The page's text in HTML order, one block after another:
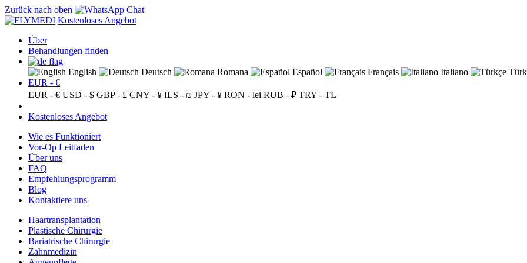
Zurück nach oben
Kostenloses Angebot
Über
Behandlungen finden
English Deutsch Romana Español Français Italiano
EUR - €
EUR - € USD - $ GBP - £ CNY - ¥ ILS - ₪ JPY - ¥ RON - lei RUB - ₽ TRY - TL
Kostenloses Angebot
Wie es Funktioniert
Vor-Op Leitfaden
Über uns
FAQ
Empfehlungsprogramm
Blog
Kontaktiere uns
Haartransplantation
Plastische Chirurgie
Bariatrische Chirurgie
Zahnmedizin